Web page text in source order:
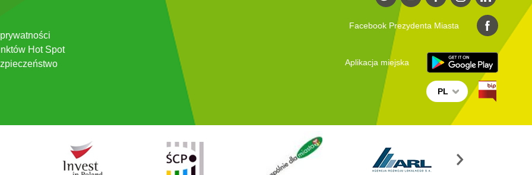
Hot Spot
Facebook Prezydenta Miasta
Aplikacja miejska
PL